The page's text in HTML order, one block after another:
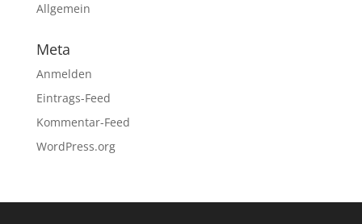
Allgemein
Meta
Anmelden
Eintrags-Feed
Kommentar-Feed
WordPress.org